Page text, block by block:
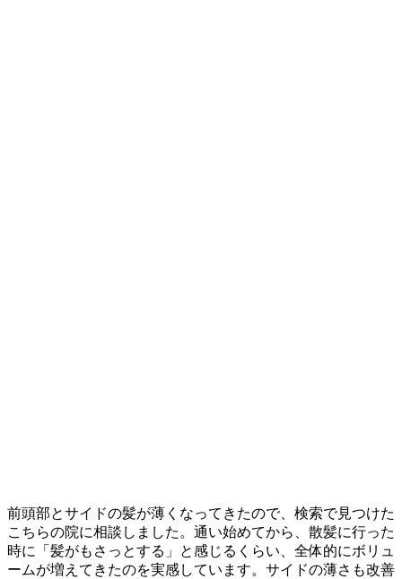
前頭部とサイドの髪が薄くなってきたので、検索で見つけた
こちらの院に相談しました。通い始めてから、散髪に行った
時に「髪がもさっとする」と感じるくらい、全体的にボリュ
ームが増えてきたのを実感しています。サイドの薄さも改善